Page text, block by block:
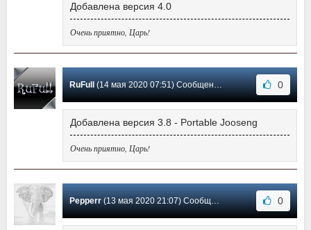
Добавлена версия 4.0
Очень приятно, Царь!
RuFull (14 мая 2020 07:51) Сообщение #2 0
Добавлена версия 3.8 - Portable Jooseng
Очень приятно, Царь!
Pepperr(13 мая 2020 21:07) Сообщение #1 0